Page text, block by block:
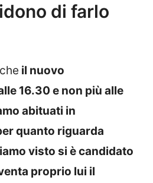
di farlo
il nuovo
16.30 e non più alle
abituati in
quanto riguarda
visto si è candidato
proprio lui il